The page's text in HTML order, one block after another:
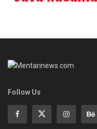
Follow Us